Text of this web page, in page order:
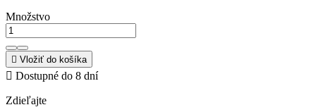
Množstvo
 Vložiť do košíka
 Dostupné do 8 dní
Zdieľajte